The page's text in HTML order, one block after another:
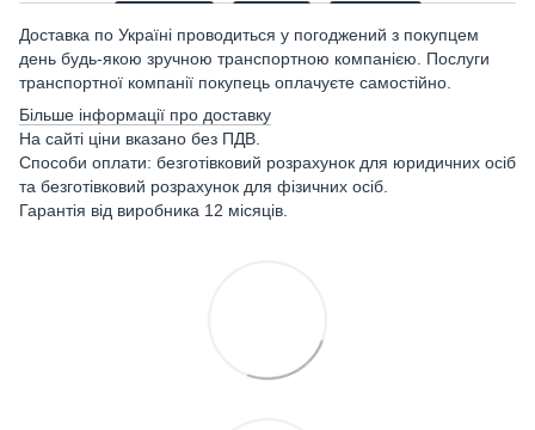
Доставка по Україні проводиться у погоджений з покупцем
день будь-якою зручною транспортною компанією. Послуги
транспортної компанії покупець оплачуєте самостійно.
Більше інформації про доставку
На сайті ціни вказано без ПДВ.
Способи оплати: безготівковий розрахунок для юридичних осіб
та безготівковий розрахунок для фізичних осіб.
Гарантія від виробника 12 місяців.